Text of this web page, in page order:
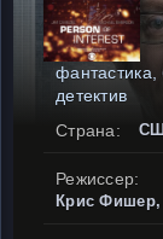
фантастика,
детектив
Страна:
Режиссер:
Крис